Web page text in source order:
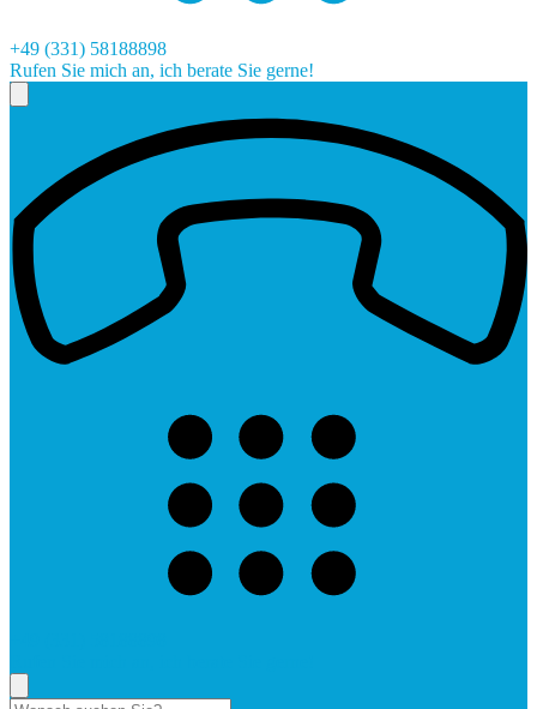
+49 (331) 58188898
Rufen Sie mich an, ich berate Sie gerne!